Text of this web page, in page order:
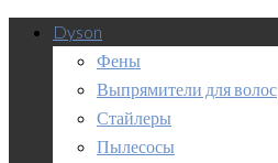
Dyson
Фены
Выпрямители для волос
Стайлеры
Пылесосы